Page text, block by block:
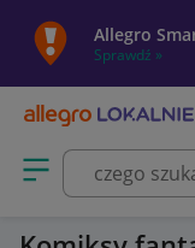
Allegro
Sprawdź »
Otwórz menu z